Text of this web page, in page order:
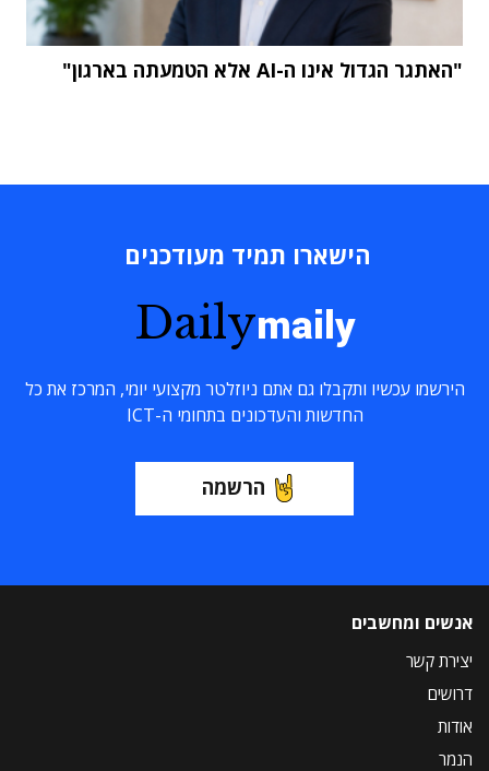
"האתגר הגדול אינו ה-AI אלא הטמעתה בארגון"
הישארו תמיד מעודכנים
Dailymaily
הירשמו עכשיו ותקבלו גם אתם ניוזלטר מקצועי יומי, המרכז את כל
החדשות והעדכונים בתחומי ה-ICT
הרשמה
אנשים ומחשבים
יצירת קשר
דרושים
אודות
הנמר